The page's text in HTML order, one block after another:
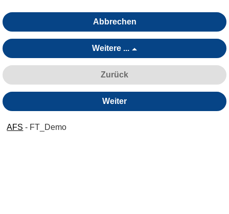
Abbrechen
Weitere ...
Zurück
Weiter
AFS - FT_Demo